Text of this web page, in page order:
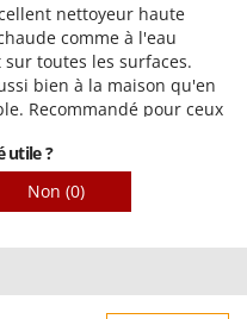
nettoyeur haute
comme à l'eau
toutes les surfaces.
bien à la maison qu'en
Recommandé pour ceux
utile ?
Non (0)